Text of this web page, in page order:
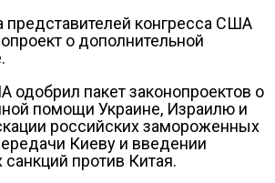
представителей конгресса США
о дополнительной
одобрил пакет законопроектов о
помощи Украине, Израилю и
российских замороженных
Киеву и введении
против Китая.